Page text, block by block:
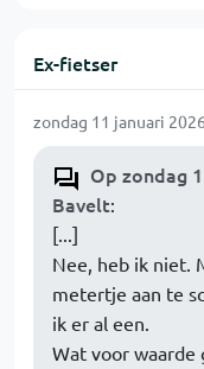
Ex-fietser
zondag 11 januari
Op zondag
Bavelt:
[...]
Nee, heb ik niet.
metertje aan te
ik er al een.
Wat voor